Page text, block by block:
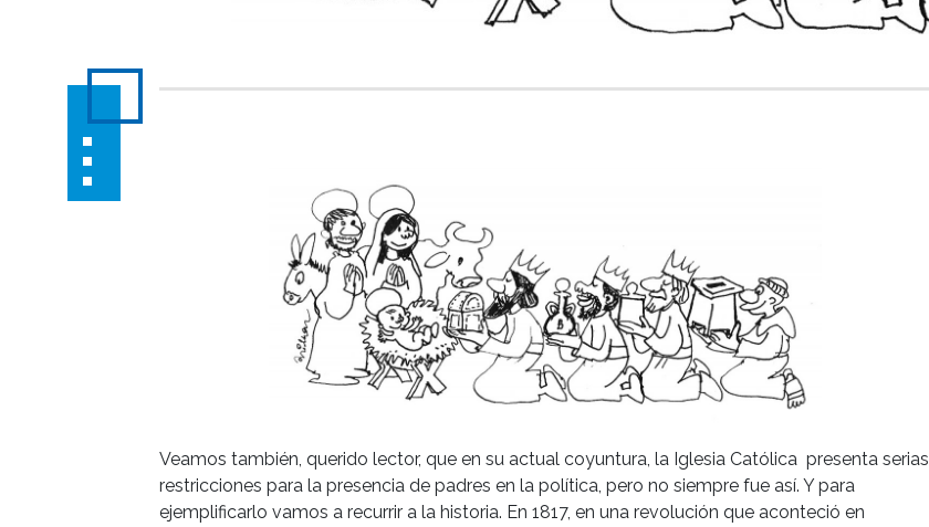
Veamos también, querido lector, que en su actual coyuntura, la Iglesia Católica presenta serias
restricciones para la presencia de padres en la política, pero no siempre fue así. Y para
ejemplificarlo vamos a recurrir a la historia. En 1817, en una revolución que aconteció en